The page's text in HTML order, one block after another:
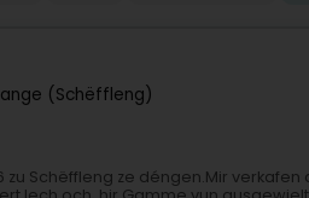
(Schëffleng)
zu Schëffleng ze déngen.Mir